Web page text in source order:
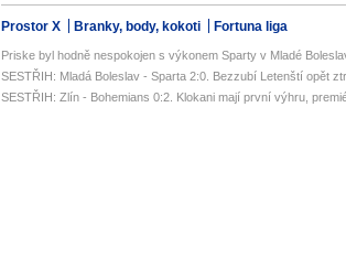
Prostor X Branky, body, kokoti Fortuna liga
Priske byl hodně nespokojen s výkonem Sparty v Mladé
SESTŘIH: Mladá Boleslav - Sparta 2:0. Bezzubí Letenští opět
SESTŘIH: Zlín - Bohemians 0:2. Klokani mají první výhru,